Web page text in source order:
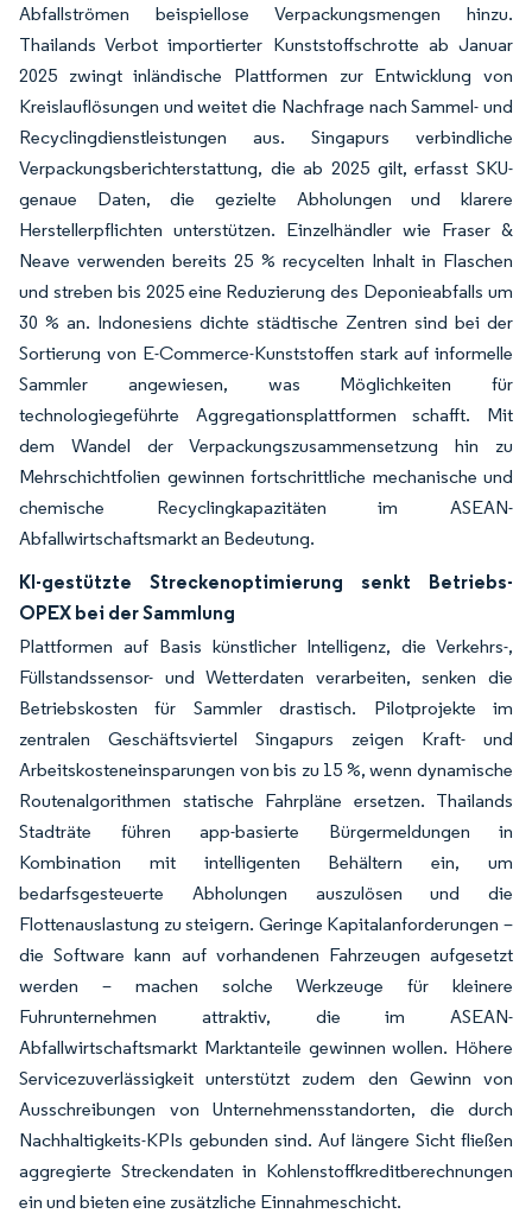
Abfallströmen beispiellose Verpackungsmengen hinzu.
Thailands Verbot importierter Kunststoffschrotte ab Januar
2025 zwingt inländische Plattformen zur Entwicklung von
Kreislauflösungen und weitet die Nachfrage nach Sammel- und
Recyclingdienstleistungen aus. Singapurs verbindliche
Verpackungsberichterstattung, die ab 2025 gilt, erfasst SKU-
genaue Daten, die gezielte Abholungen und klarere
Herstellerpflichten unterstützen. Einzelhändler wie Fraser &
Neave verwenden bereits 25 % recycelten Inhalt in Flaschen
und streben bis 2025 eine Reduzierung des Deponieabfalls um
30 % an. Indonesiens dichte städtische Zentren sind bei der
Sortierung von E-Commerce-Kunststoffen stark auf informelle
Sammler angewiesen, was Möglichkeiten für
technologiegeführte Aggregationsplattformen schafft. Mit
dem Wandel der Verpackungszusammensetzung hin zu
Mehrschichtfolien gewinnen fortschrittliche mechanische und
chemische Recyclingkapazitäten im ASEAN-
Abfallwirtschaftsmarkt an Bedeutung.
KI-gestützte Streckenoptimierung senkt Betriebs-
OPEX bei der Sammlung
Plattformen auf Basis künstlicher Intelligenz, die Verkehrs-,
Füllstandssensor- und Wetterdaten verarbeiten, senken die
Betriebskosten für Sammler drastisch. Pilotprojekte im
zentralen Geschäftsviertel Singapurs zeigen Kraft- und
Arbeitskosteneinsparungen von bis zu 15 %, wenn dynamische
Routenalgorithmen statische Fahrpläne ersetzen. Thailands
Stadträte führen app-basierte Bürgermeldungen in
Kombination mit intelligenten Behältern ein, um
bedarfsgesteuerte Abholungen auszulösen und die
Flottenauslastung zu steigern. Geringe Kapitalanforderungen –
die Software kann auf vorhandenen Fahrzeugen aufgesetzt
werden – machen solche Werkzeuge für kleinere
Fuhrunternehmen attraktiv, die im ASEAN-
Abfallwirtschaftsmarkt Marktanteile gewinnen wollen. Höhere
Servicezuverlässigkeit unterstützt zudem den Gewinn von
Ausschreibungen von Unternehmensstandorten, die durch
Nachhaltigkeits-KPIs gebunden sind. Auf längere Sicht fließen
aggregierte Streckendaten in Kohlenstoffkreditberechnungen
ein und bieten eine zusätzliche Einnahmeschicht.